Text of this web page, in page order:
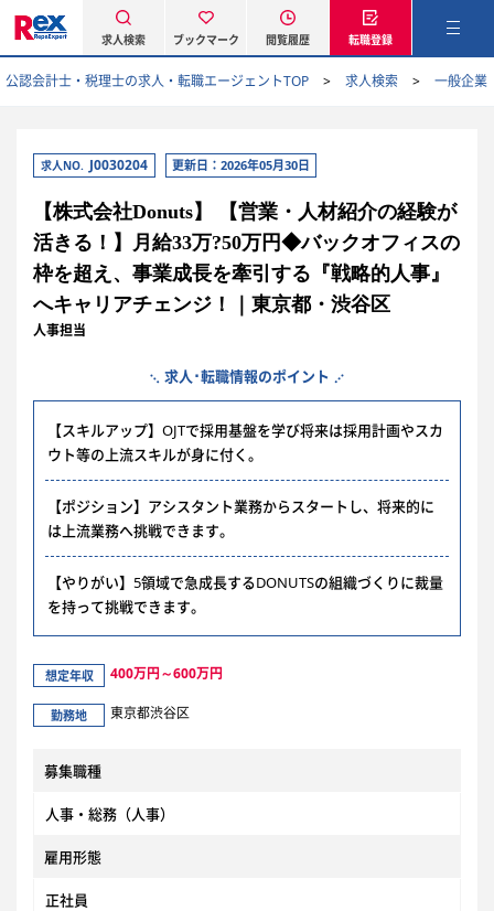
求人検索 ブックマーク 閲覧履歴 転職登録
公認会計士・税理士の求人・転職エージェントTOP 求人検索 一般企業
求人NO. J0030204 更新日：2026年05月30日
【株式会社Donuts】 【営業・人材紹介の経験が
活きる！】月給33万?50万円◆バックオフィスの
枠を超え、事業成長を牽引する『戦略的人事』
へキャリアチェンジ！｜東京都・渋谷区
人事担当
求人･転職情報のポイント
【スキルアップ】OJTで採用基盤を学び将来は採用計画やスカ
ウト等の上流スキルが身に付く。
【ポジション】アシスタント業務からスタートし、将来的に
は上流業務へ挑戦できます。
【やりがい】5領域で急成長するDONUTSの組織づくりに裁量
を持って挑戦できます。
想定年収 400万円～600万円
勤務地 東京都渋谷区
募集職種
人事・総務（人事）
雇用形態
正社員